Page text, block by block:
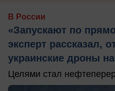
В России
«Запускают по
эксперт рассказал,
украинские дроны
Целями стал